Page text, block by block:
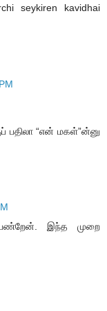
seykiren kavidhai
பதிலா “என் மகள்”ன்னு
பண்றேன். இந்த முறை